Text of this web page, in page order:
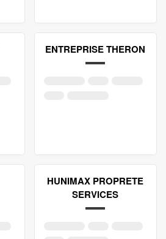
ENTREPRISE THERON
HUNIMAX PROPRETE
SERVICES